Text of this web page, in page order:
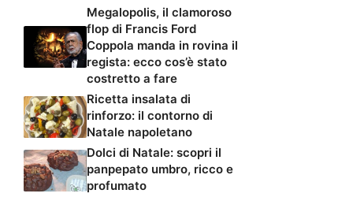
Megalopolis, il clamoroso
flop di Francis Ford
Coppola manda in rovina il
regista: ecco cos’è stato
costretto a fare
Ricetta insalata di
rinforzo: il contorno di
Natale napoletano
Dolci di Natale: scopri il
panpepato umbro, ricco e
profumato